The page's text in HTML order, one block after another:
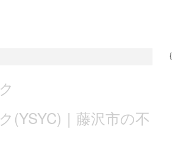
(YSYC)｜藤沢市の不